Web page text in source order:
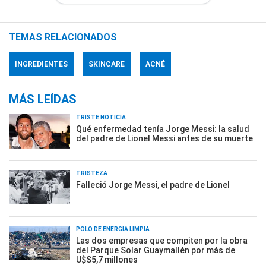
TEMAS RELACIONADOS
INGREDIENTES SKINCARE ACNÉ
MÁS LEÍDAS
TRISTE NOTICIA
Qué enfermedad tenía Jorge Messi: la salud
del padre de Lionel Messi antes de su muerte
TRISTEZA
Falleció Jorge Messi, el padre de Lionel
POLO DE ENERGÍA LIMPIA
Las dos empresas que compiten por la obra
del Parque Solar Guaymallén por más de
U$S5,7 millones